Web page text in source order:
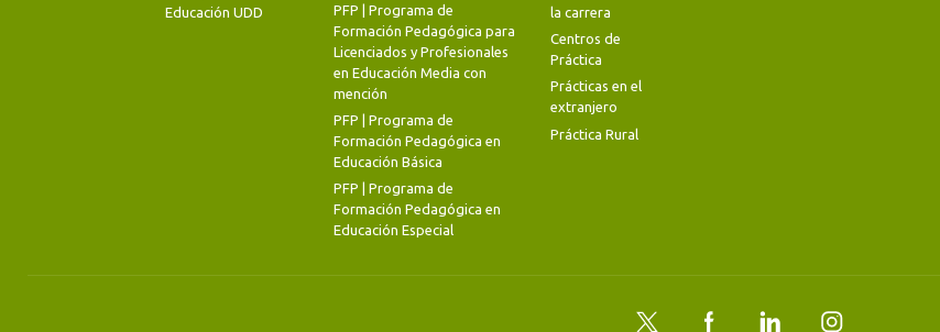
Educación UDD
PFP | Programa de
Formación Pedagógica para
Licenciados y Profesionales
en Educación Media con
mención
PFP | Programa de
Formación Pedagógica en
Educación Básica
PFP | Programa de
Formación Pedagógica en
Educación Especial
la carrera
Centros de
Práctica
Prácticas en el
extranjero
Práctica Rural
Twitter FacebookLinkedInInstagram